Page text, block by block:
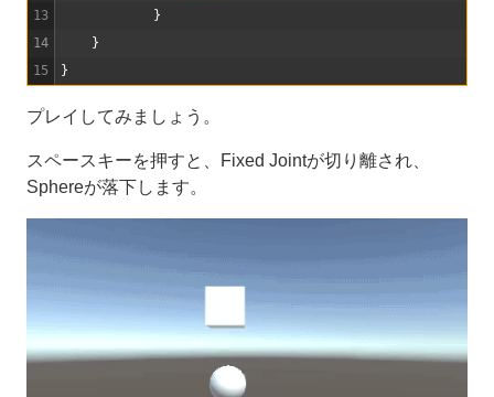
13
14
15
}
}
}
プレイしてみましょう。
スペースキーを押すと、Fixed Jointが切り離され、
Sphereが落下します。